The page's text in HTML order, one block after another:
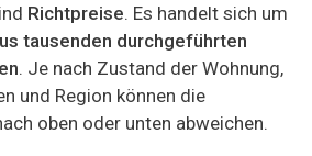
Richtpreise. Es handelt sich um
tausenden durchgeführten
. Je nach Zustand der Wohnung,
und Region können die
oben oder unten abweichen.